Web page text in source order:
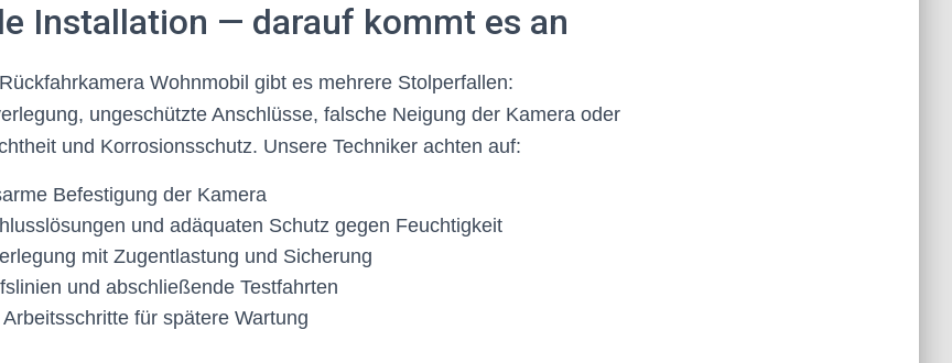
Installation — darauf kommt es an
Wohnmobil gibt es mehrere Stolperfallen:
ungeschützte Anschlüsse, falsche Neigung der Kamera oder
und Korrosionsschutz. Unsere Techniker achten auf:
Befestigung der Kamera
und adäquaten Schutz gegen Feuchtigkeit
mit Zugentlastung und Sicherung
und abschließende Testfahrten
für spätere Wartung